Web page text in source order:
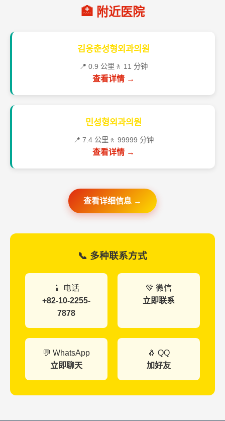
🏥 附近医院
김응춘성형외과의원
📍 0.9 公里 🚶 11 分钟
查看详情 →
민성형외과의원
📍 7.4 公里 🚶 99999 分钟
查看详情 →
查看详细信息 →
📞 多种联系方式
📱 电话
+82-10-2255-
7878
💚 微信
立即联系
💬 WhatsApp
立即聊天
🐧 QQ
加好友